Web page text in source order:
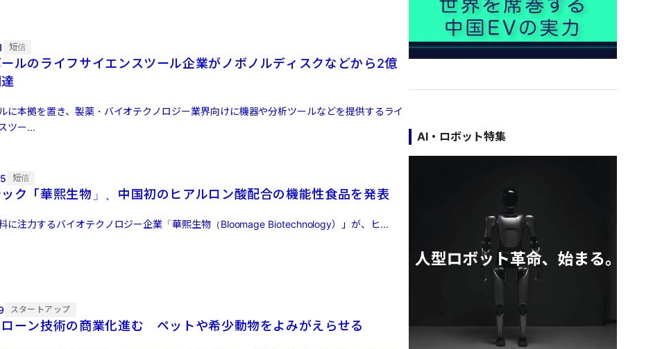
短信
ルのライフサイエンスツール企業がノボノルディスクなどから2億
に本拠を置き、製薬・バイオテクノロジー業界向けに機器や分析ツールなどを提供するライ
ツー...
短信
ク「華熙生物」、中国初のヒアルロン酸配合の機能性食品を発表
に注力するバイオテクノロジー企業「華熙生物（Bloomage Biotechnology）」が、ヒ...
スタートアップ
ーン技術の商業化進む ペットや希少動物をよみがえらせる
AI・ロボット特集